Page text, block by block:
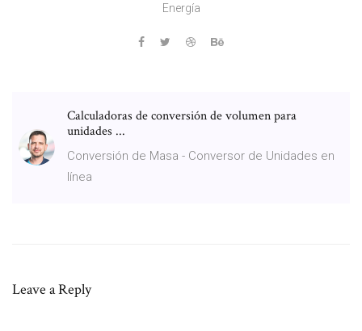
Energía
Calculadoras de conversión de volumen para
unidades ...
Conversión de Masa - Conversor de Unidades en
línea
Leave a Reply